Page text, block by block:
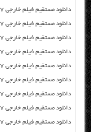
دانلود مستقیم فیلم خارجی OK Jaanu 2017 از سرور سایت
دانلود مستقیم فیلم خارجی John Wick: Chapter 2 2017 از سرور سایت
دانلود مستقیم فیلم خارجی Cross Wars 2017 از سرور سایت
دانلود مستقیم فیلم خارجی Fifty Shades Darker 2017 از سرور سایت
دانلود مستقیم فیلم خارجی From Straight As 2017 از سرور سایت
دانلود مستقیم فیلم خارجی Zeroville 2017 از سرور سایت
دانلود مستقیم فیلم خارجی The Mummy 2017 از سرور سایت
دانلود مستقیم فیلم خارجی The Fate of the Furious 2017 از سرور سایت
دانلود مستقیم فیلم خارجی Running Wild 2017 از سرور سایت